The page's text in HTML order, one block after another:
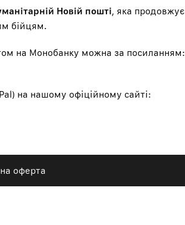
Новій пошті, яка продовжує
бійцям.
на Монобанку можна за посиланням:
на нашому офіційному сайті:
оферта